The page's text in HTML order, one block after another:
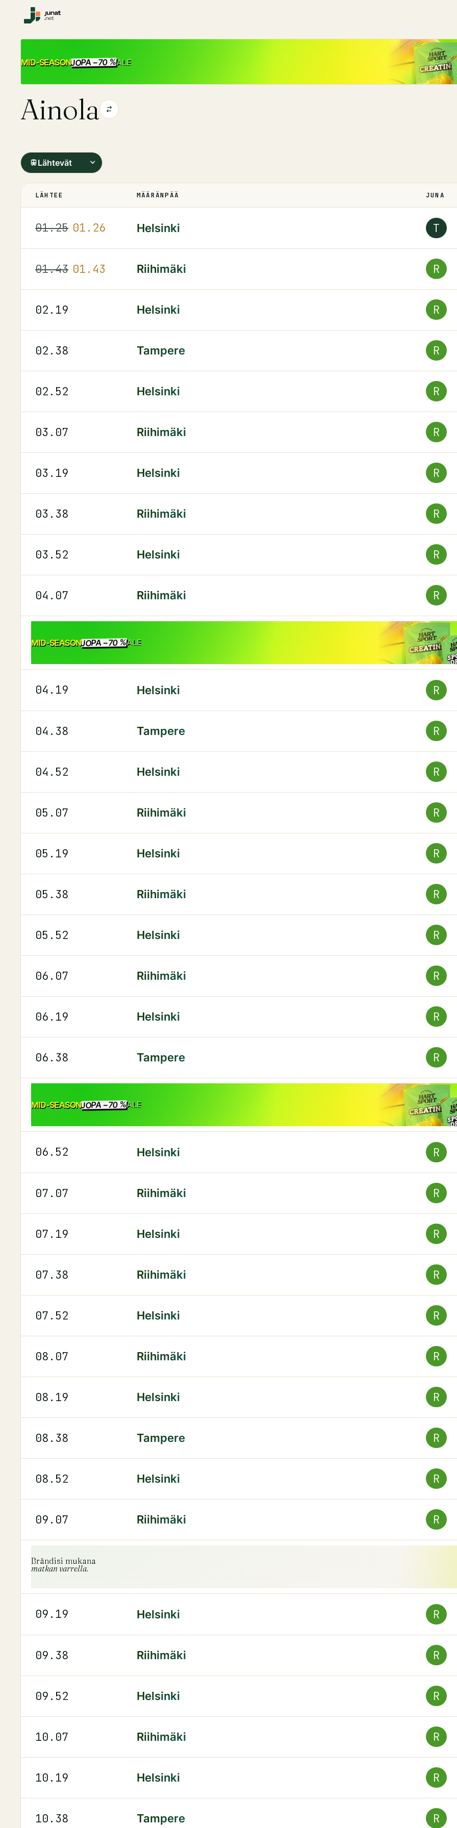
MID-SEASONJOPA −70 %ALE
Ainola
Lähtevät
LÄHTEE MÄÄRÄNPÄÄ JUNA
01.25 01.26 Helsinki T
01.43 01.43 Riihimäki R
02.19 Helsinki R
02.38 Tampere R
02.52 Helsinki R
03.07 Riihimäki R
03.19 Helsinki R
03.38 Riihimäki R
03.52 Helsinki R
04.07 Riihimäki R
MID-SEASONJOPA −70 %ALE
04.19 Helsinki R
04.38 Tampere R
04.52 Helsinki R
05.07 Riihimäki R
05.19 Helsinki R
05.38 Riihimäki R
05.52 Helsinki R
06.07 Riihimäki R
06.19 Helsinki R
06.38 Tampere R
MID-SEASONJOPA −70 %ALE
06.52 Helsinki R
07.07 Riihimäki R
07.19 Helsinki R
07.38 Riihimäki R
07.52 Helsinki R
08.07 Riihimäki R
08.19 Helsinki R
08.38 Tampere R
08.52 Helsinki R
09.07 Riihimäki R
Brändisi mukana
matkan varrella.
09.19 Helsinki R
09.38 Riihimäki R
09.52 Helsinki R
10.07 Riihimäki R
10.19 Helsinki R
10.38 Tampere R